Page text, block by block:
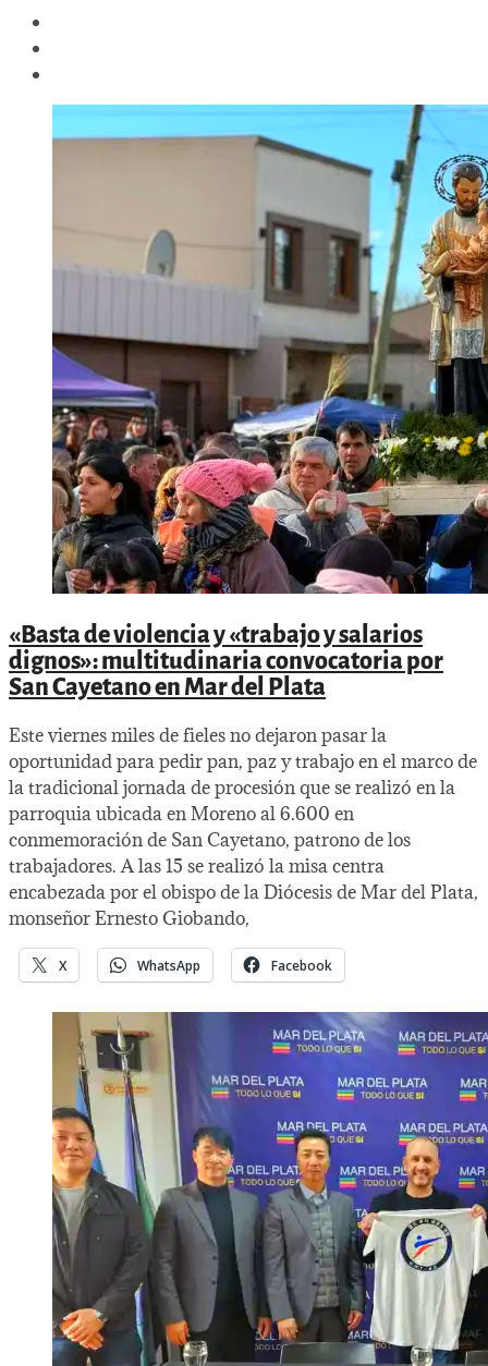
«Basta de violencia y «trabajo y salarios
dignos»: multitudinaria convocatoria por
San Cayetano en Mar del Plata
Este viernes miles de fieles no dejaron pasar la
oportunidad para pedir pan, paz y trabajo en el marco de
la tradicional jornada de procesión que se realizó en la
parroquia ubicada en Moreno al 6.600 en
conmemoración de San Cayetano, patrono de los
trabajadores. A las 15 se realizó la misa centra
encabezada por el obispo de la Diócesis de Mar del Plata,
monseñor Ernesto Giobando,
X WhatsApp Facebook